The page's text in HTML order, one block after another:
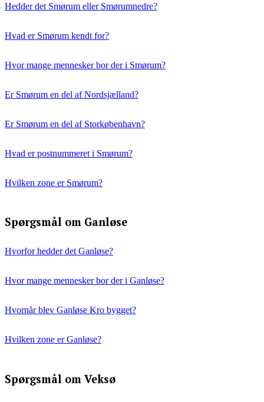
Hedder det Smørum eller Smørumnedre?
Hvad er Smørum kendt for?
Hvor mange mennesker bor der i Smørum?
Er Smørum en del af Nordsjælland?
Er Smørum en del af Storkøbenhavn?
Hvad er postnummeret i Smørum?
Hvilken zone er Smørum?
Spørgsmål om Ganløse
Hvorfor hedder det Ganløse?
Hvor mange mennesker bor der i Ganløse?
Hvornår blev Ganløse Kro bygget?
Hvilken zone er Ganløse?
Spørgsmål om Veksø